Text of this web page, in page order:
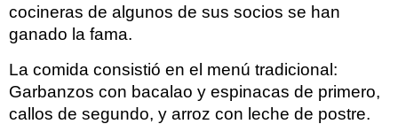
cocineras de algunos de sus socios se han
ganado la fama.
La comida consistió en el menú tradicional:
Garbanzos con bacalao y espinacas de primero,
callos de segundo, y arroz con leche de postre.